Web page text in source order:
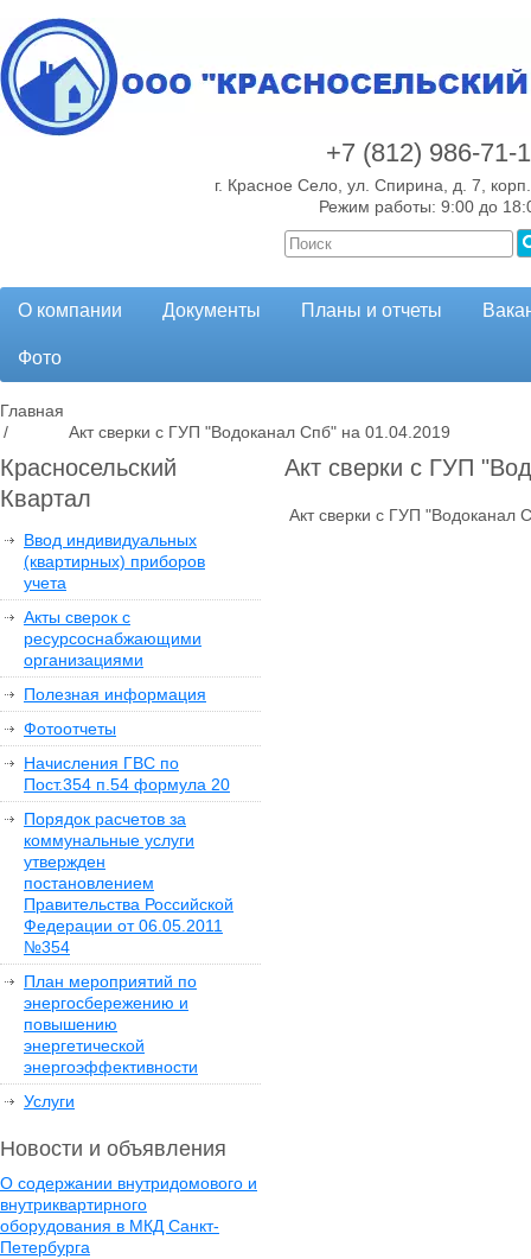
+7 (812) 986-71-
г. Красное Село, ул. Спирина, д. 7,
Режим работы: 9:00 до
О компании Документы Планы и отчеты
Фото
Главная
/
Акт сверки с ГУП "Водоканал Спб" на 01.04.2019
Красносельский
Квартал
Ввод индивидуальных
(квартирных) приборов
учета
Акты сверок с
ресурсоснабжающими
организациями
Полезная информация
Фотоотчеты
Начисления ГВС по
Пост.354 п.54 формула 20
Порядок расчетов за
коммунальные услуги
утвержден
постановлением
Правительства Российской
Федерации от 06.05.2011
№354
План мероприятий по
энергосбережению и
повышению
энергетической
энергоэффективности
Услуги
Новости и объявления
О содержании внутридомового и
внутриквартирного
оборудования в МКД Санкт-
Петербурга
Акт сверки с ГУП
Акт сверки с ГУП "Водоканал